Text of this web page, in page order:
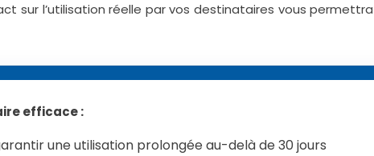
sur l’utilisation réelle par vos destinataires vous
efficace :
une utilisation prolongée au-delà de 30 jours